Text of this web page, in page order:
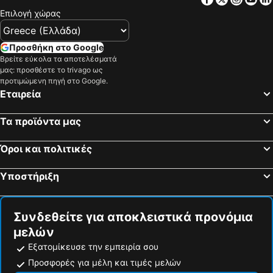
Hotel Atlas
Riad Bayti
Riad Lalla
Riad Eden
Επιλογή χώρας
Προσθήκη στο Google
Βρείτε εύκολα τα αποτελέσματά
μας: προσθέστε το trivago ως
προτιμώμενη πηγή στο Google.
Εταιρεία
Τα προϊόντα μας
Όροι και πολιτικές
Υποστήριξη
Συνδεθείτε για αποκλειστικά προνόμια
μελών
Εξατομίκευσε την εμπειρία σου
Προσφορές για μέλη και τιμές μελών